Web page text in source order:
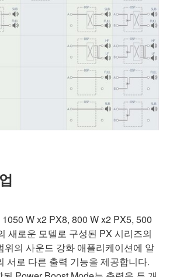
W x2 PX8, 800 W x2 PX5, 500
새로운 모델로 구성된 PX 시리즈의
위의 사운드 강화 애플리케이션에 알
서로 다른 출력 기능을 제공합니다.